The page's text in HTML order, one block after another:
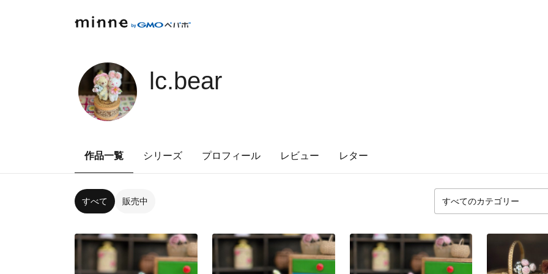
lc.bear
作品一覧 シリーズ プロフィール レビュー レター
すべて 販売中